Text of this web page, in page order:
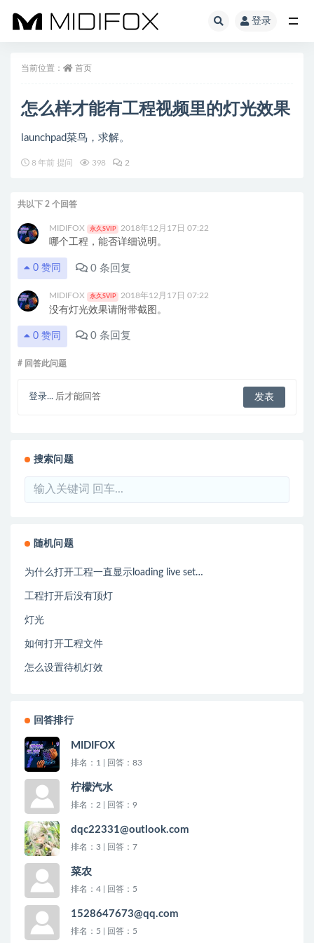
登录
当前位置： 首页
怎么样才能有工程视频里的灯光效果
launchpad菜鸟，求解。
8 年前 提问 398 2
共以下 2 个回答
MIDIFOX 永久SVIP 2018年12月17日 07:22
哪个工程，能否详细说明。
0 赞同 0 条回复
MIDIFOX 永久SVIP 2018年12月17日 07:22
没有灯光效果请附带截图。
0 赞同 0 条回复
# 回答此问题
登录... 后才能回答
搜索问题
随机问题
为什么打开工程一直显示loading live set…
工程打开后没有顶灯
灯光
如何打开工程文件
怎么设置待机灯效
回答排行
MIDIFOX
排名：1 | 回答：83
柠檬汽水
排名：2 | 回答：9
dqc22331@outlook.com
排名：3 | 回答：7
菜农
排名：4 | 回答：5
1528647673@qq.com
排名：5 | 回答：5